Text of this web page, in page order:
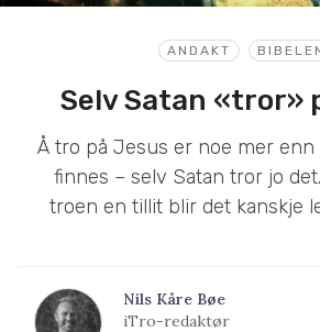
ANDAKT
Selv Satan «tror»
Å tro på Jesus er noe mer enn
finnes – selv Satan tror jo
troen en tillit blir det kanskje
Nils Kåre Bøe
iTro-redaktør